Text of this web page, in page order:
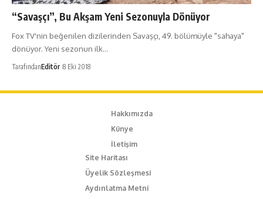
“Savaşçı”, Bu Akşam Yeni Sezonuyla Dönüyor
Fox TV'nin beğenilen dizilerinden Savaşçı, 49. bölümüyle "sahaya"
dönüyor. Yeni sezonun ilk…
TarafındanEditör 8 Eki 2018
Hakkımızda
Künye
İletişim
Site Haritası
Üyelik Sözleşmesi
Aydınlatma Metni